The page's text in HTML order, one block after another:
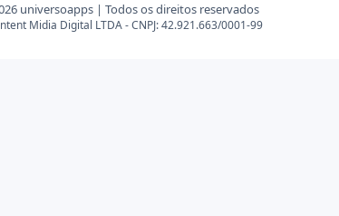
universoapps | Todos os direitos reservados
Midia Digital LTDA - CNPJ: 42.921.663/0001-99